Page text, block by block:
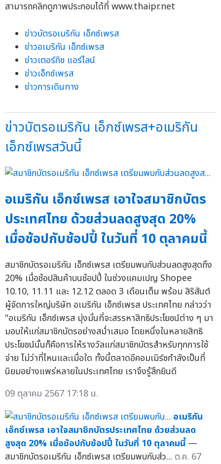
สามารถคลิกดูภาพประกอบได้ที่ www.thaipr.net
ข่าวบัตรอเมริกัน เอ็กซ์เพรส
ข่าวอเมริกัน เอ็กซ์เพรส
ข่าวเตอร์กิช แอร์ไลน์
ข่าวเอ็กซ์เพรส
ข่าวการเดินทาง
ข่าวบัตรอเมริกัน เอ็กซ์เพรส+อเมริกัน
เอ็กซ์เพรสวันนี้
อเมริกัน เอ็กซ์เพรส เอาใจสมาชิกบัตร
ประเทศไทย ด้วยส่วนลดสูงสุด 20%
เมื่อช้อปกับช้อปปี้ ในวันที่ 10 ตุลาคมนี้
สมาชิกบัตรอเมริกัน เอ็กซ์เพรส เตรียมพบกับส่วนลดสูงสุดถึง
20% เมื่อช้อปสินค้าบนช้อปปี้ ในช่วงแคมเปญ Shopee
10.10, 11.11 และ 12.12 ตลอด 3 เดือนเต็ม พร้อม สิริสันต์
ผู้จัดการใหญ่บริษัท อเมริกัน เอ็กซ์เพรส ประเทศไทย กล่าวว่า
"อเมริกัน เอ็กซ์เพรส มุ่งมั่นที่จะสรรหาสิทธิประโยชน์ต่าง ๆ มา
มอบให้แก่สมาชิกบัตรอย่างสม่ำเสมอ โดยหนึ่งในหลายสิทธิ
ประโยชน์นั้นก็คือการให้รางวัลแก่สมาชิกบัตรสำหรับทุกการใช้
จ่าย ไม่ว่าที่ไหนและเมื่อใด ทั้งนี้ตลาดอีคอมเมิร์ซกำลังเป็นที่
นิยมอย่างแพร่หลายในประเทศไทย เราจึงรู้สึกยินดี
09 ตุลาคม 2567 17:18 น.
อเมริกัน
เอ็กซ์เพรส เอาใจสมาชิกบัตรประเทศไทย ด้วยส่วนลด
สูงสุด 20% เมื่อช้อปกับช้อปปี้ ในวันที่ 10 ตุลาคมนี้ —
สมาชิกบัตรอเมริกัน เอ็กซ์เพรส เตรียมพบกับส่ว... ต.ค. 67